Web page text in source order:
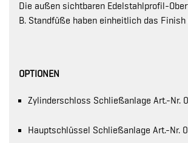
Die außen sichtbaren Edelstahlprofil-
B. Standfüße haben einheitlich das
OPTIONEN
Zylinderschloss Schließanlage Art.-Nr.
Hauptschlüssel Schließanlage Art.-Nr.